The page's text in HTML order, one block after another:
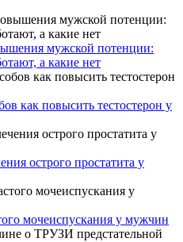
мужской потенции:
а какие нет
как повысить тестостерон у
острого простатита у
мочеиспускания у мужчин